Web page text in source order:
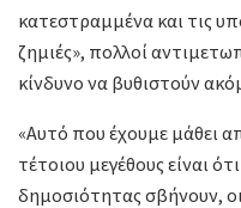
κατεστραμμένα και τις
ζημιές», πολλοί
κίνδυνο να βυθιστούν
«Αυτό που έχουμε μάθει
τέτοιου μεγέθους είναι
δημοσιότητας σβήνουν,